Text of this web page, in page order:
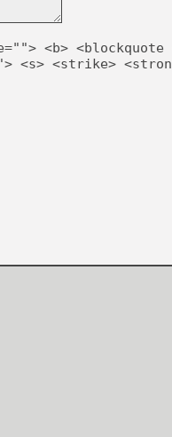
<b> <blockquote
<s> <strike>